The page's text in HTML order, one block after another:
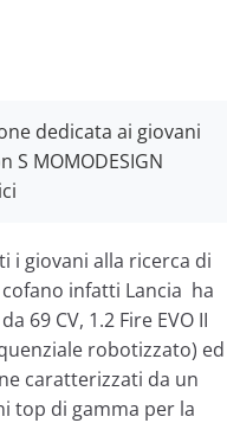
dedicata ai giovani
MOMODESIGN
i giovani alla ricerca di
infatti Lancia ha
69 CV, 1.2 Fire EVO II
robotizzato) ed
caratterizzati da un
top di gamma per la